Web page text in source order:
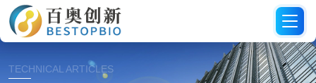
TECHNICAL ARTICLES